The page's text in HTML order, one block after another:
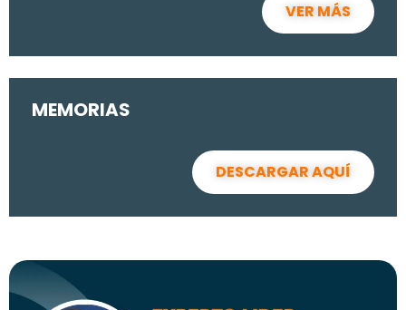
VER MÁS
MEMORIAS
DESCARGAR AQUÍ